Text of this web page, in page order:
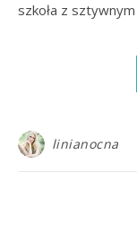
szkoła z
linianocna